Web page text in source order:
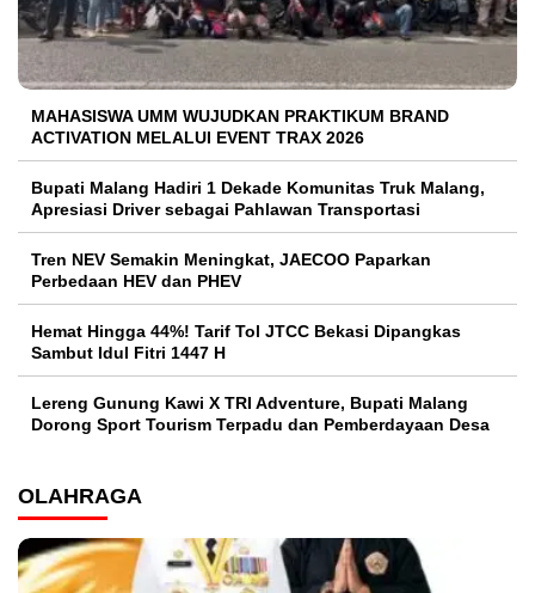
MAHASISWA UMM WUJUDKAN PRAKTIKUM BRAND
ACTIVATION MELALUI EVENT TRAX 2026
Bupati Malang Hadiri 1 Dekade Komunitas Truk Malang,
Apresiasi Driver sebagai Pahlawan Transportasi
Tren NEV Semakin Meningkat, JAECOO Paparkan
Perbedaan HEV dan PHEV
Hemat Hingga 44%! Tarif Tol JTCC Bekasi Dipangkas
Sambut Idul Fitri 1447 H
Lereng Gunung Kawi X TRI Adventure, Bupati Malang
Dorong Sport Tourism Terpadu dan Pemberdayaan Desa
OLAHRAGA